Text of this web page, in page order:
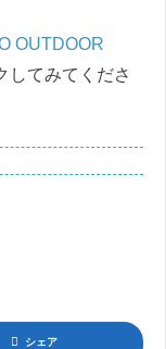
OUTDOOR
してみてくださ
シェア